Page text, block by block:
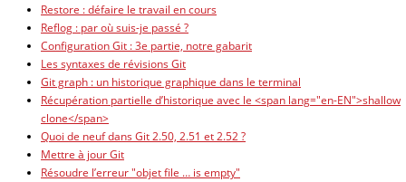
Restore : défaire le travail en cours
Reflog : par où suis-je passé ?
Configuration Git : 3e partie, notre gabarit
Les syntaxes de révisions Git
Git graph : un historique graphique dans le terminal
Récupération partielle d’historique avec le <span lang="en-EN">shallow
clone</span>
Quoi de neuf dans Git 2.50, 2.51 et 2.52 ?
Mettre à jour Git
Résoudre l’erreur "objet file … is empty"